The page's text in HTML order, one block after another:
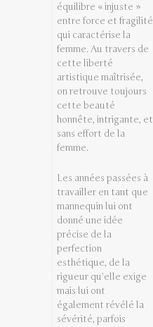
équilibre « injuste »
entre force et fragilité
qui caractérise la
femme. Au travers de
cette liberté
artistique maîtrisée,
on retrouve toujours
cette beauté
honnête, intrigante, et
sans effort de la
femme.
Les années passées à
travailler en tant que
mannequin lui ont
donné une idée
précise de la
perfection
esthétique, de la
rigueur qu’elle exige
mais lui ont
également révélé la
sévérité, parfois